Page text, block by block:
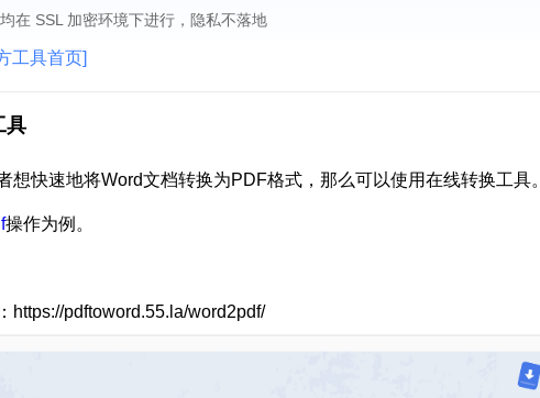
在 SSL 加密环境下进行，隐私不落地
工具首页]
具
想快速地将Word文档转换为PDF格式，那么可以使用在线转换工具。
操作为例。
https://pdftoword.55.la/word2pdf/